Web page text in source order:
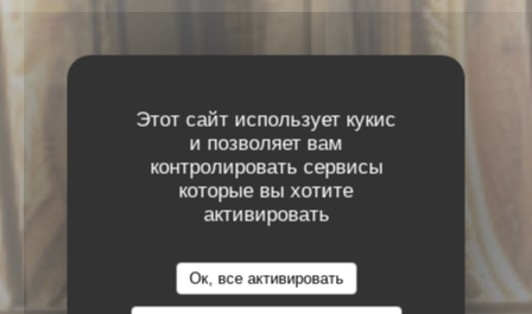
Этот сайт использует кукис
и позволяет вам
контролировать сервисы
которые вы хотите
активировать
Ок, все активировать